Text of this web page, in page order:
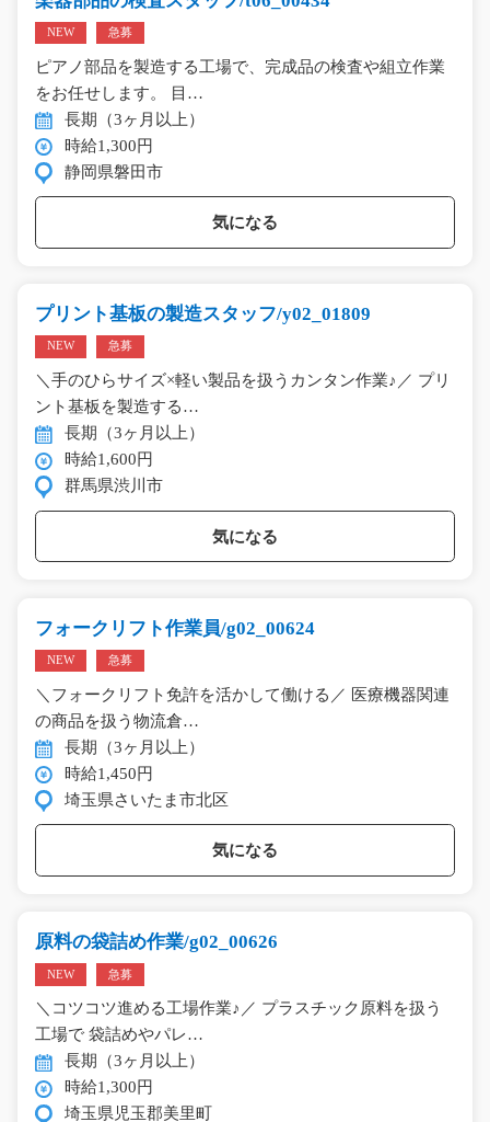
NEW 急募
ピアノ部品を製造する工場で、完成品の検査や組立作業
をお任せします。 目…
長期（3ヶ月以上）
時給1,300円
静岡県磐田市
気になる
プリント基板の製造スタッフ/y02_01809
NEW 急募
＼手のひらサイズ×軽い製品を扱うカンタン作業♪／ プリ
ント基板を製造する…
長期（3ヶ月以上）
時給1,600円
群馬県渋川市
気になる
フォークリフト作業員/g02_00624
NEW 急募
＼フォークリフト免許を活かして働ける／ 医療機器関連
の商品を扱う物流倉…
長期（3ヶ月以上）
時給1,450円
埼玉県さいたま市北区
気になる
原料の袋詰め作業/g02_00626
NEW 急募
＼コツコツ進める工場作業♪／ プラスチック原料を扱う
工場で 袋詰めやパレ…
長期（3ヶ月以上）
時給1,300円
埼玉県児玉郡美里町